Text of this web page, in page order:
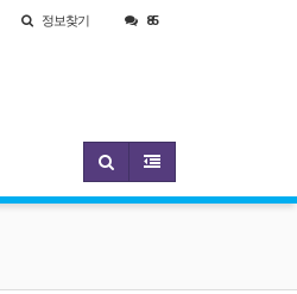
정보찾기 85